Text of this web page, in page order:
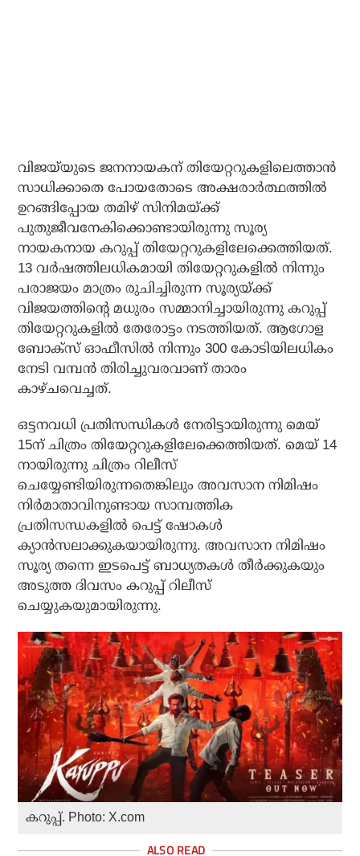
വിജയ്‌യുടെ ജനനായകന് തിയേറ്ററുകളിലെത്താന്‍
സാധിക്കാതെ പോയതോടെ അക്ഷരാര്‍ത്ഥത്തില്‍
ഉറങ്ങിപ്പോയ തമിഴ് സിനിമയ്ക്ക്
പുതുജീവനേകിക്കൊണ്ടായിരുന്നു സൂര്യ
നായകനായ കറുപ്പ് തിയേറ്ററുകളിലേക്കെത്തിയത്.
13 വര്‍ഷത്തിലധികമായി തിയേറ്ററുകളില്‍ നിന്നും
പരാജയം മാത്രം രുചിച്ചിരുന്ന സൂര്യയ്ക്ക്
വിജയത്തിന്റെ മധുരം സമ്മാനിച്ചായിരുന്നു കറുപ്പ്
തിയേറ്ററുകളില്‍ തേരോട്ടം നടത്തിയത്. ആഗോള
ബോക്‌സ് ഓഫീസില്‍ നിന്നും 300 കോടിയിലധികം
നേടി വമ്പന്‍ തിരിച്ചുവരവാണ് താരം
കാഴ്ചവെച്ചത്.
ഒട്ടനവധി പ്രതിസന്ധികള്‍ നേരിട്ടായിരുന്നു മെയ്
15ന് ചിത്രം തിയേറ്ററുകളിലേക്കെത്തിയത്. മെയ് 14
നായിരുന്നു ചിത്രം റിലീസ്
ചെയ്യേണ്ടിയിരുന്നതെങ്കിലും അവസാന നിമിഷം
നിര്‍മാതാവിനുണ്ടായ സാമ്പത്തിക
പ്രതിസന്ധകളില്‍ പെട്ട് ഷോകള്‍
ക്യാന്‍സലാക്കുകയായിരുന്നു. അവസാന നിമിഷം
സൂര്യ തന്നെ ഇടപെട്ട് ബാധ്യതകള്‍ തീര്‍ക്കുകയും
അടുത്ത ദിവസം കറുപ്പ് റിലീസ്
ചെയ്യുകയുമായിരുന്നു.
കറുപ്പ്. Photo: X.com